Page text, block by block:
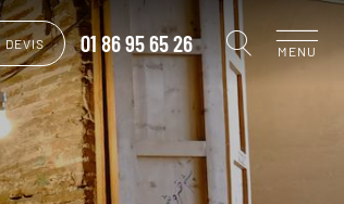
DEVIS 01 86 95 65 26 MENU